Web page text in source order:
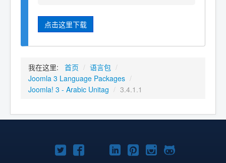
点击这里下载
我在这里: 首页 / 语言包 /
Joomla 3 Language Packages /
Joomla! 3 - Arabic Unitag / 3.4.1.1
TwitterFacebookYouTube
LinkedIn
Pinterest
Instagram
GitHub